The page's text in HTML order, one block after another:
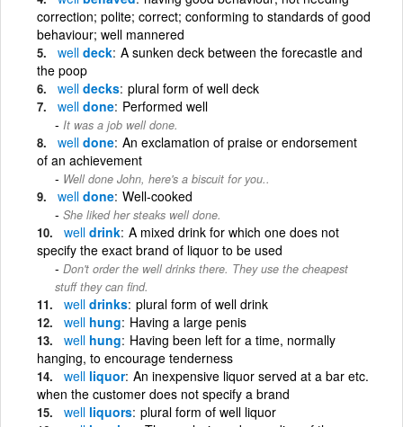
correction; polite; correct; conforming to standards of good
behaviour; well mannered
well deck A sunken deck between the forecastle and
the poop
well decks plural form of well deck
well done Performed well
It was a job well done.
well done An exclamation of praise or endorsement
of an achievement
Well done John, here's a biscuit for you..
well done Well-cooked
She liked her steaks well done.
well drink A mixed drink for which one does not
specify the exact brand of liquor to be used
Don't order the well drinks there. They use the cheapest
stuff they can find.
well drinks plural form of well drink
well hung Having a large penis
well hung Having been left for a time, normally
hanging, to encourage tenderness
well liquor An inexpensive liquor served at a bar etc.
when the customer does not specify a brand
well liquors plural form of well liquor